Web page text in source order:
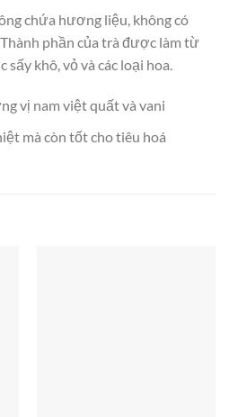
chứa hương liệu, không có
phần của trà được làm từ
khô, vỏ và các loại hoa.
vị nam việt quất và vani
mà còn tốt cho tiêu hoá